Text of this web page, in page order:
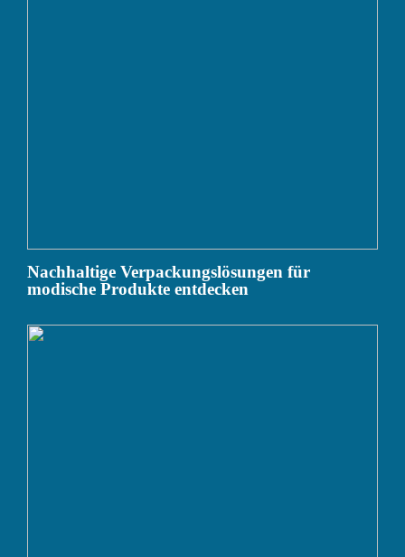
Nachhaltige Verpackungslösungen für
modische Produkte entdecken